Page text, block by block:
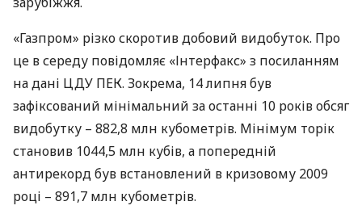
«Газпром» різко скоротив добовий видобуток. Про
це в середу повідомляє «Інтерфакс» з посиланням
на дані ЦДУ ПЕК. Зокрема, 14 липня був
зафіксований мінімальний за останні 10 років обсяг
видобутку – 882,8 млн кубометрів. Мінімум торік
становив 1044,5 млн кубів, а попередній
антирекорд був встановлений в кризовому 2009
році – 891,7 млн кубометрів.